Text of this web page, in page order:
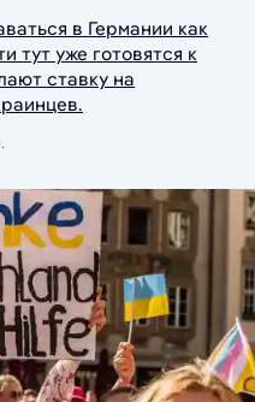
в Германии как
тут уже готовятся к
ставку на